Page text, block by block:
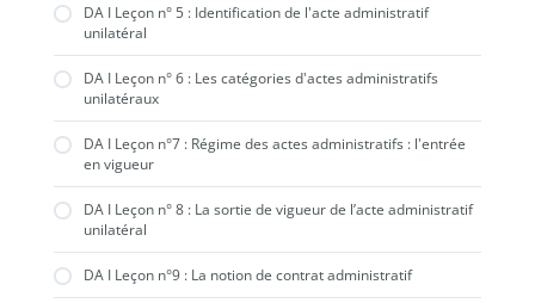
DA I Leçon n° 5 : Identification de l'acte administratif
unilatéral
DA I Leçon n° 6 : Les catégories d'actes administratifs
unilatéraux
DA I Leçon n°7 : Régime des actes administratifs : l'entrée
en vigueur
DA I Leçon n° 8 : La sortie de vigueur de l’acte administratif
unilatéral
DA I Leçon n°9 : La notion de contrat administratif